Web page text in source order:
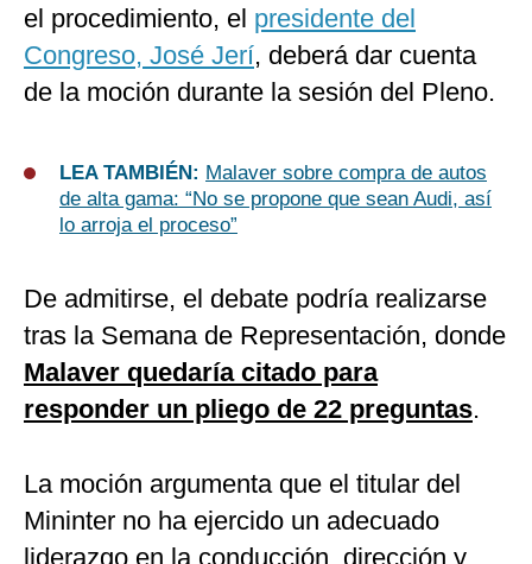
el procedimiento, el presidente del
Congreso, José Jerí, deberá dar cuenta
de la moción durante la sesión del Pleno.
LEA TAMBIÉN: Malaver sobre compra de autos
de alta gama: “No se propone que sean Audi, así
lo arroja el proceso”
De admitirse, el debate podría realizarse
tras la Semana de Representación, donde
Malaver quedaría citado para
responder un pliego de 22 preguntas.
La moción argumenta que el titular del
Mininter no ha ejercido un adecuado
liderazgo en la conducción, dirección y